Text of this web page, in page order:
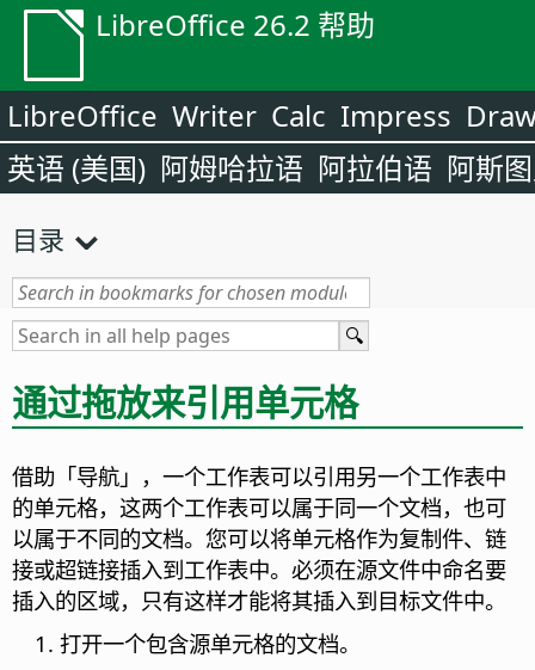
LibreOffice 26.2 帮助
LibreOffice Writer Calc Impress
英语 (美国) 阿姆哈拉语 阿拉伯语 阿斯
目录
通过拖放来引用单元格
借助「导航」，一个工作表可以引用另一个工作表中
的单元格，这两个工作表可以属于同一个文档，也可
以属于不同的文档。您可以将单元格作为复制件、链
接或超链接插入到工作表中。必须在源文件中命名要
插入的区域，只有这样才能将其插入到目标文件中。
打开一个包含源单元格的文档。